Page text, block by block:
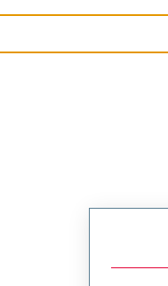
19071 190710312